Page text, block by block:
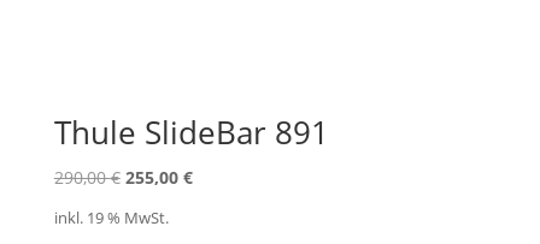
Thule SlideBar 891
290,00€ Ursprünglicher
255,00 €Aktueller
inkl. 19 % MwSt.